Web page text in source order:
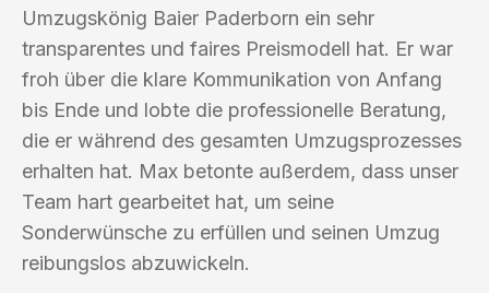
Umzugskönig Baier Paderborn ein sehr
transparentes und faires Preismodell hat. Er war
froh über die klare Kommunikation von Anfang
bis Ende und lobte die professionelle Beratung,
die er während des gesamten Umzugsprozesses
erhalten hat. Max betonte außerdem, dass unser
Team hart gearbeitet hat, um seine
Sonderwünsche zu erfüllen und seinen Umzug
reibungslos abzuwickeln.